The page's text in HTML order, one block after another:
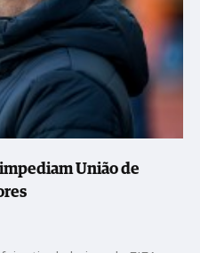
União de